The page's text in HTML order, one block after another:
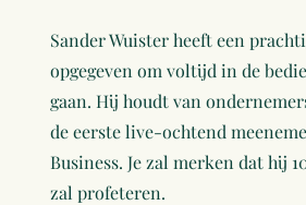
Sander Wuister heeft een
opgegeven om voltijd in de
gaan. Hij houdt van
de eerste live-ochtend
Business. Je zal merken dat hij
zal profeteren.